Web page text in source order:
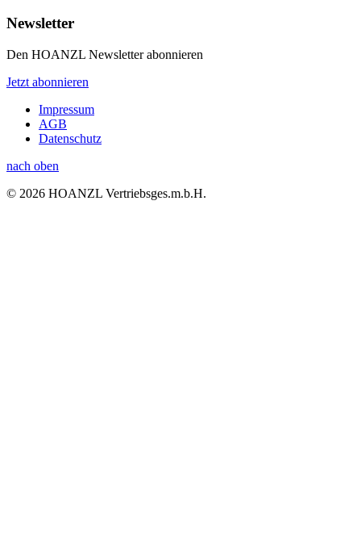
Newsletter
Den HOANZL Newsletter abonnieren
Jetzt abonnieren
Impressum
AGB
Datenschutz
nach oben
© 2026 HOANZL Vertriebsges.m.b.H.